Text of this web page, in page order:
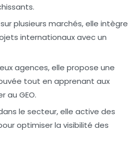
plusieurs marchés, elle intègre
internationaux avec un
agences, elle propose une
tout en apprenant aux
au GEO.
le secteur, elle active des
optimiser la visibilité des